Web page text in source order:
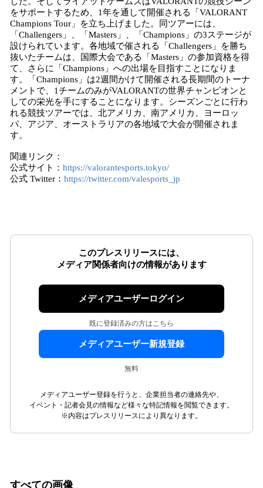
をサポートするため、1年を通して開催される「VALORANT
Champions Tour」を立ち上げました。同ツアーには、
「Challengers」、「Masters」、「Champions」の3ステージが
設けられています。各地域で催される「Challengers」を勝ち
抜いたチームは、国際大会である「Masters」の参加資格を得
て、さらに「Champions」への出場を目指すことになりま
す。「Champions」は2週間かけて開催される長期間のトーナ
メントで、1チームのみがVALORANTの世界チャンピオンと
しての栄光を手にすることになります。シーズンごとに行わ
れる競技ツアーでは、北アメリカ、南アメリカ、ヨーロッ
パ、アジア、オーストラリアの各地域で大会が開催されま
す。
関連リンク：
公式サイト： https://valorantesports.tokyo/
公式 Twitter： https://twitter.com/valesports_jp
このプレスリリースには、
メディア関係者向けの情報があります
メディアユーザーログイン
既に登録済みの方はこちら
メディアユーザー新規登録
無料
メディアユーザー登録を行うと、企業担当者の連絡先や、
イベント・記者会見の情報など様々な特記情報を閲覧できます。
※内容はプレスリリースにより異なります。
すべての画像